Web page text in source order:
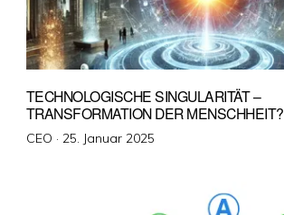
TECHNOLOGISCHE SINGULARITÄT –
TRANSFORMATION DER MENSCHHEIT?
CEO · Veröffentlicht
25. Januar 2025